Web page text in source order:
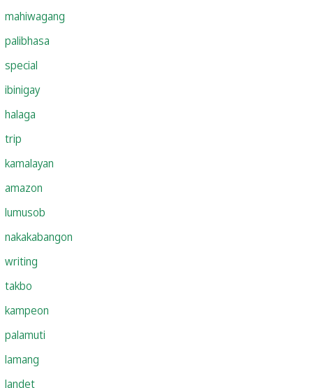
mahiwagang
palibhasa
special
ibinigay
halaga
trip
kamalayan
amazon
lumusob
nakakabangon
writing
takbo
kampeon
palamuti
lamang
landet